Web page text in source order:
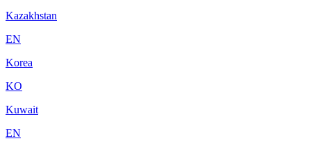
Kazakhstan
EN
Korea
KO
Kuwait
EN